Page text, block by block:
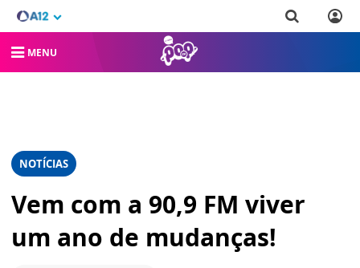
MENU
NOTÍCIAS
Vem com a 90,9 FM viver
um ano de mudanças!